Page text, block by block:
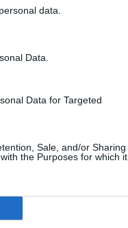
data.
Data.
Data for Targeted
Sale, and/or Sharing
the Purposes for which it